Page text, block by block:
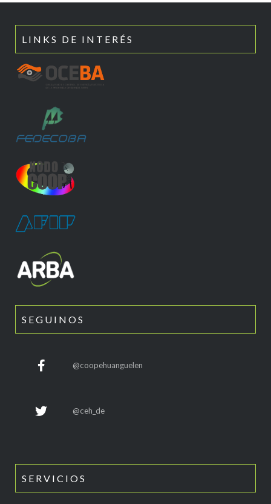
LINKS DE INTERÉS
SEGUINOS
@coopehuanguelen
@ceh_de
SERVICIOS